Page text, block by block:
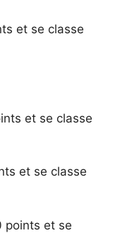
et se classe
et se classe
et se classe
points et se